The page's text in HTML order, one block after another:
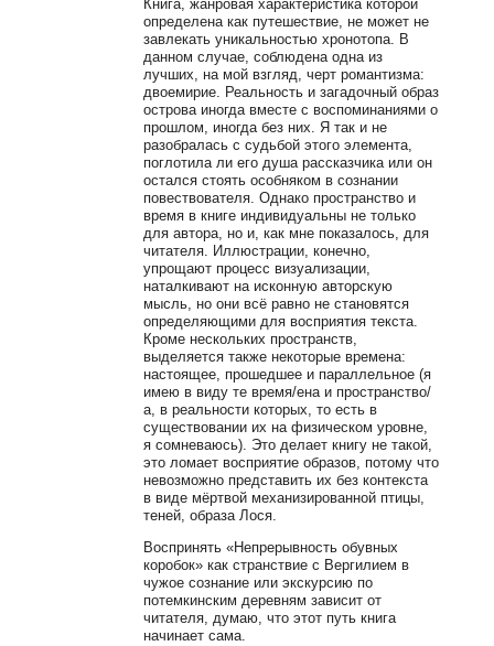
Книга, жанровая характеристика которой
определена как путешествие, не может не
завлекать уникальностью хронотопа. В
данном случае, соблюдена одна из
лучших, на мой взгляд, черт романтизма:
двоемирие. Реальность и загадочный образ
острова иногда вместе с воспоминаниями о
прошлом, иногда без них. Я так и не
разобралась с судьбой этого элемента,
поглотила ли его душа рассказчика или он
остался стоять особняком в сознании
повествователя. Однако пространство и
время в книге индивидуальны не только
для автора, но и, как мне показалось, для
читателя. Иллюстрации, конечно,
упрощают процесс визуализации,
наталкивают на исконную авторскую
мысль, но они всё равно не становятся
определяющими для восприятия текста.
Кроме нескольких пространств,
выделяется также некоторые времена:
настоящее, прошедшее и параллельное (я
имею в виду те время/ена и пространство/
а, в реальности которых, то есть в
существовании их на физическом уровне,
я сомневаюсь). Это делает книгу не такой,
это ломает восприятие образов, потому что
невозможно представить их без контекста
в виде мёртвой механизированной птицы,
теней, образа Лося.
Воспринять «Непрерывность обувных
коробок» как странствие с Вергилием в
чужое сознание или экскурсию по
потемкинским деревням зависит от
читателя, думаю, что этот путь книга
начинает сама.